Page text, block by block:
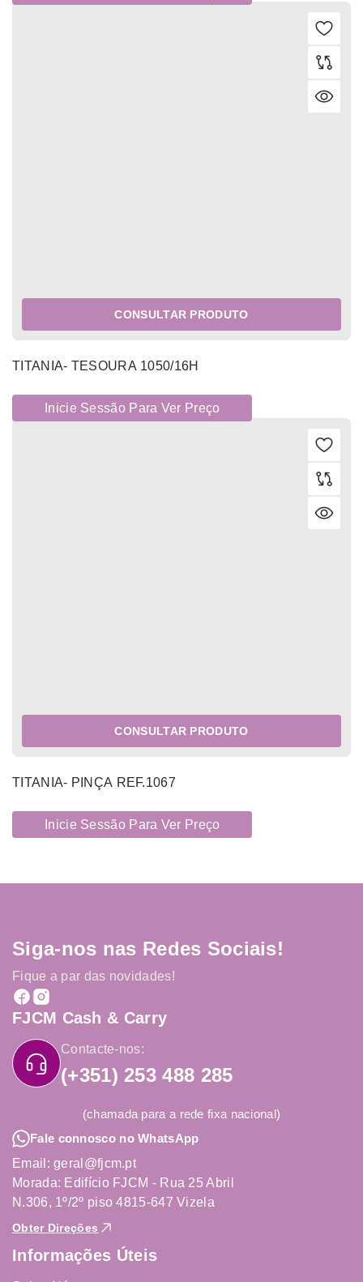
CONSULTAR PRODUTO
TITANIA- TESOURA 1050/16H
Inicie Sessão Para Ver Preço
CONSULTAR PRODUTO
TITANIA- PINÇA REF.1067
Inicie Sessão Para Ver Preço
Siga-nos nas Redes Sociais!
Fique a par das novidades!
FJCM Cash & Carry
Contacte-nos:
(+351) 253 488 285
(chamada para a rede fixa nacional)
Fale connosco no WhatsApp
Email: geral@fjcm.pt
Morada: Edifício FJCM - Rua 25 Abril
N.306, 1º/2º piso 4815-647 Vizela
Obter Direções
Informações Úteis